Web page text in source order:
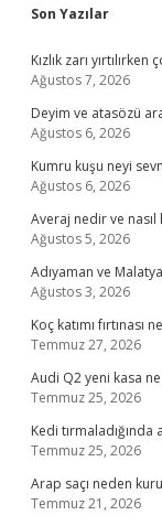
Sidebar
Son Yazılar
Kızlık zarı yırtılırken
Ağustos 7, 2026
Deyim ve atasözü
Ağustos 6, 2026
Kumru kuşu neyi
Ağustos 6, 2026
Averaj nedir ve nasıl
Ağustos 5, 2026
Adıyaman ve
Ağustos 3, 2026
Koç katımı fırtınası
Temmuz 27, 2026
Audi Q2 yeni kasa
Temmuz 25, 2026
Kedi tırmaladığında
Temmuz 25, 2026
Arap saçı neden
Temmuz 21, 2026